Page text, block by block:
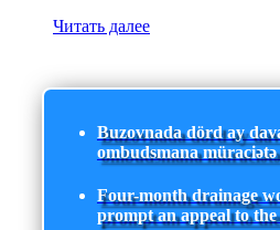
Читать далее
Buzovnada dörd ay
ombudsmana müraciətə
Four-month drainage
prompt an appeal to